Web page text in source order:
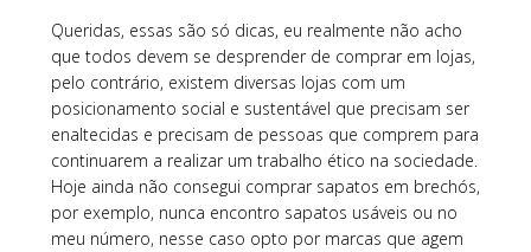
Queridas, essas são só dicas, eu realmente não acho
que todos devem se desprender de comprar em lojas,
pelo contrário, existem diversas lojas com um
posicionamento social e sustentável que precisam ser
enaltecidas e precisam de pessoas que comprem para
continuarem a realizar um trabalho ético na sociedade.
Hoje ainda não consegui comprar sapatos em brechós,
por exemplo, nunca encontro sapatos usáveis ou no
meu número, nesse caso opto por marcas que agem